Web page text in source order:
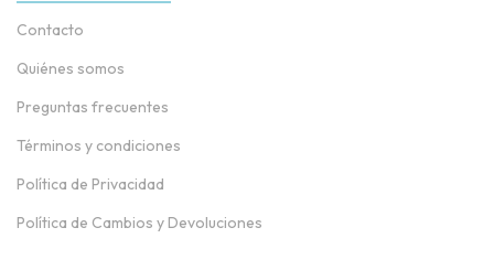
Contacto
Quiénes somos
Preguntas frecuentes
Términos y condiciones
Política de Privacidad
Política de Cambios y Devoluciones